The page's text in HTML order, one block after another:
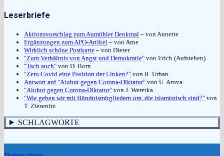
Leserbriefe
Aktionsvorschlag zum Aumühler Denkmal – von Annette
Ergänzungen zum APO-Artikel – von Arne
Wirklich schöne Postkarte – von Dieter
"Zum Verhältnis von Angst und Demokratie" von Erich (Aufstehen)
"Tach auch" von D. Born
"Zero Covid eine Position der Linken?" von R. Urban
Antwort auf "Aluhut gegen Corona-Diktatur" von U. Arova
"Aluhut gegen Corona-Diktatur" von J. Weretka
"Wie gehen wir mit Bündnismitgliedern um, die islamistisch sind?" von
T. Ziesenitz
SCHLAGWORTE